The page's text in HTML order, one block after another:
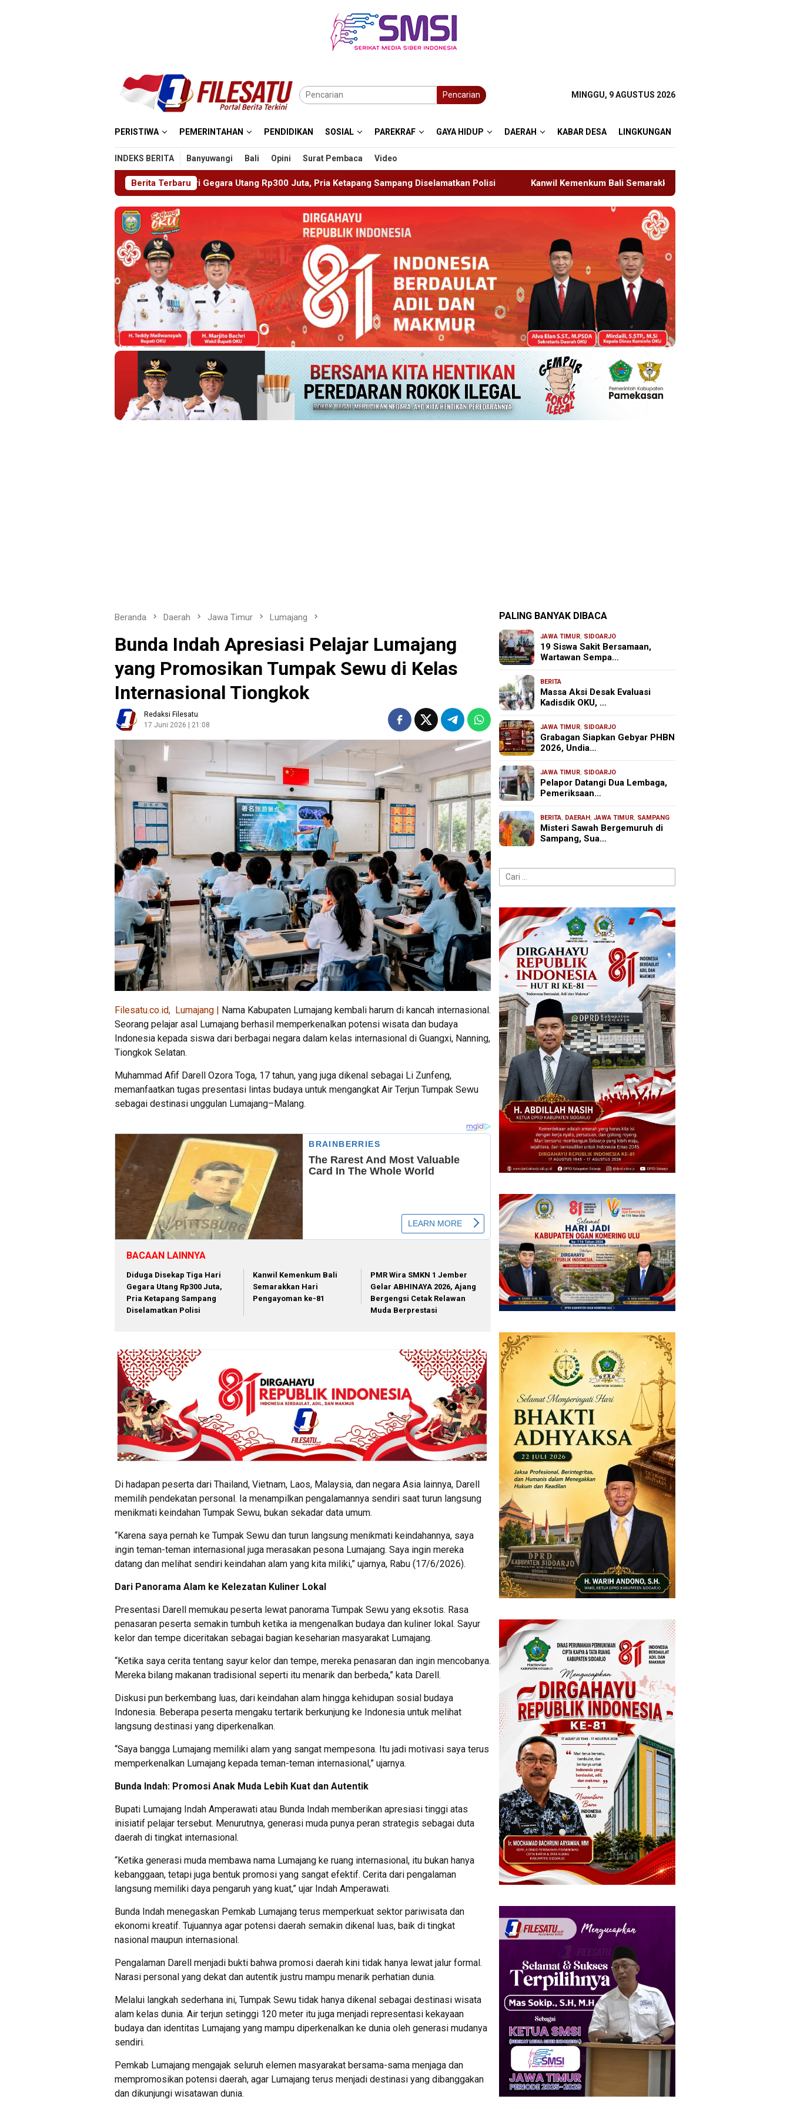
Pencarian MINGGU, 9 AGUSTUS 2026
PERISTIWA PEMERINTAHAN PENDIDIKAN SOSIAL PAREKRAF GAYA HIDUP DAERAH KABAR DESA LINGKUNGAN
INDEKS BERITA Banyuwangi Bali Opini Surat Pembaca Video
Berita Terbaru
Disekap Tiga Hari Gegara Utang Rp300 Juta, Pria Ketapang Sampang Diselamatkan Polisi Kanwil Kemenkum Bali Semarakkan Hari Pengayoman ke-81
Beranda Daerah Jawa Timur Lumajang
Bunda Indah Apresiasi Pelajar Lumajang
yang Promosikan Tumpak Sewu di Kelas
Internasional Tiongkok
Redaksi Filesatu
17 Juni 2026 | 21:08
Filesatu.co.id, Lumajang | Nama Kabupaten Lumajang kembali harum di kancah internasional.
Seorang pelajar asal Lumajang berhasil memperkenalkan potensi wisata dan budaya
Indonesia kepada siswa dari berbagai negara dalam kelas internasional di Guangxi, Nanning,
Tiongkok Selatan.
Muhammad Afif Darell Ozora Toga, 17 tahun, yang juga dikenal sebagai Li Zunfeng,
memanfaatkan tugas presentasi lintas budaya untuk mengangkat Air Terjun Tumpak Sewu
sebagai destinasi unggulan Lumajang–Malang.
BACAAN LAINNYA
Diduga Disekap Tiga Hari
Gegara Utang Rp300 Juta,
Pria Ketapang Sampang
Diselamatkan Polisi
Kanwil Kemenkum Bali
Semarakkan Hari
Pengayoman ke-81
PMR Wira SMKN 1 Jember
Gelar ABHINAYA 2026, Ajang
Bergengsi Cetak Relawan
Muda Berprestasi
Di hadapan peserta dari Thailand, Vietnam, Laos, Malaysia, dan negara Asia lainnya, Darell
memilih pendekatan personal. Ia menampilkan pengalamannya sendiri saat turun langsung
menikmati keindahan Tumpak Sewu, bukan sekadar data umum.
“Karena saya pernah ke Tumpak Sewu dan turun langsung menikmati keindahannya, saya
ingin teman-teman internasional juga merasakan pesona Lumajang. Saya ingin mereka
datang dan melihat sendiri keindahan alam yang kita miliki,” ujarnya, Rabu (17/6/2026).
Dari Panorama Alam ke Kelezatan Kuliner Lokal
Presentasi Darell memukau peserta lewat panorama Tumpak Sewu yang eksotis. Rasa
penasaran peserta semakin tumbuh ketika ia mengenalkan budaya dan kuliner lokal. Sayur
kelor dan tempe diceritakan sebagai bagian keseharian masyarakat Lumajang.
“Ketika saya cerita tentang sayur kelor dan tempe, mereka penasaran dan ingin mencobanya.
Mereka bilang makanan tradisional seperti itu menarik dan berbeda,” kata Darell.
Diskusi pun berkembang luas, dari keindahan alam hingga kehidupan sosial budaya
Indonesia. Beberapa peserta mengaku tertarik berkunjung ke Indonesia untuk melihat
langsung destinasi yang diperkenalkan.
“Saya bangga Lumajang memiliki alam yang sangat mempesona. Itu jadi motivasi saya terus
memperkenalkan Lumajang kepada teman-teman internasional,” ujarnya.
Bunda Indah: Promosi Anak Muda Lebih Kuat dan Autentik
Bupati Lumajang Indah Amperawati atau Bunda Indah memberikan apresiasi tinggi atas
inisiatif pelajar tersebut. Menurutnya, generasi muda punya peran strategis sebagai duta
daerah di tingkat internasional.
“Ketika generasi muda membawa nama Lumajang ke ruang internasional, itu bukan hanya
kebanggaan, tetapi juga bentuk promosi yang sangat efektif. Cerita dari pengalaman
langsung memiliki daya pengaruh yang kuat,” ujar Indah Amperawati.
Bunda Indah menegaskan Pemkab Lumajang terus memperkuat sektor pariwisata dan
ekonomi kreatif. Tujuannya agar potensi daerah semakin dikenal luas, baik di tingkat
nasional maupun internasional.
Pengalaman Darell menjadi bukti bahwa promosi daerah kini tidak hanya lewat jalur formal.
Narasi personal yang dekat dan autentik justru mampu menarik perhatian dunia.
Melalui langkah sederhana ini, Tumpak Sewu tidak hanya dikenal sebagai destinasi wisata
alam kelas dunia. Air terjun setinggi 120 meter itu juga menjadi representasi kekayaan
budaya dan identitas Lumajang yang mampu diperkenalkan ke dunia oleh generasi mudanya
sendiri.
Pemkab Lumajang mengajak seluruh elemen masyarakat bersama-sama menjaga dan
mempromosikan potensi daerah, agar Lumajang terus menjadi destinasi yang dibanggakan
dan dikunjungi wisatawan dunia.
PALING BANYAK DIBACA
JAWA TIMUR, SIDOARJO
19 Siswa Sakit Bersamaan,
Wartawan Sempa…
BERITA
Massa Aksi Desak Evaluasi
Kadisdik OKU, …
JAWA TIMUR, SIDOARJO
Grabagan Siapkan Gebyar PHBN
2026, Undia…
JAWA TIMUR, SIDOARJO
Pelapor Datangi Dua Lembaga,
Pemeriksaan…
BERITA, DAERAH,JAWA TIMUR, SAMPANG
Misteri Sawah Bergemuruh di
Sampang, Sua…
Cari
untuk: